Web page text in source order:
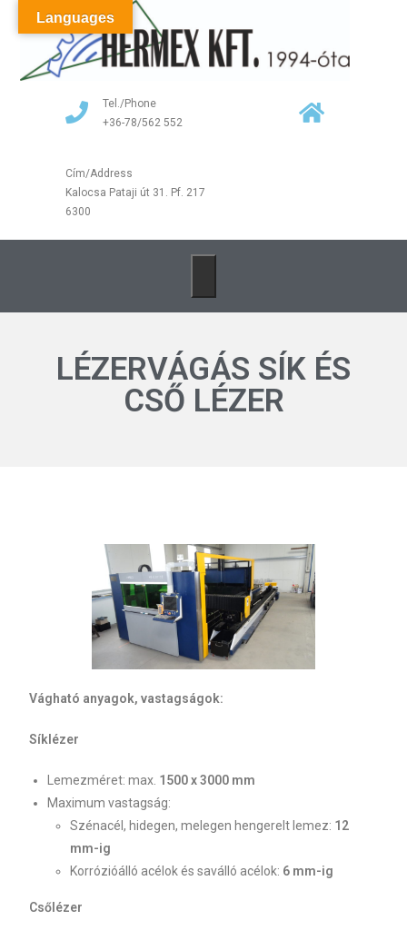
Tel./Phone
+36-78/562 552
Cím/Address
Kalocsa Pataji út 31. Pf. 217
6300
LÉZERVÁGÁS SÍK ÉS
CSŐ LÉZER
Vágható anyagok, vastagságok:
Síklézer
Lemezméret: max. 1500 x 3000 mm
Maximum vastagság:
Szénacél, hidegen, melegen hengerelt lemez: 12
mm-ig
Korrózióálló acélok és saválló acélok: 6 mm-ig
Csőlézer
Languages